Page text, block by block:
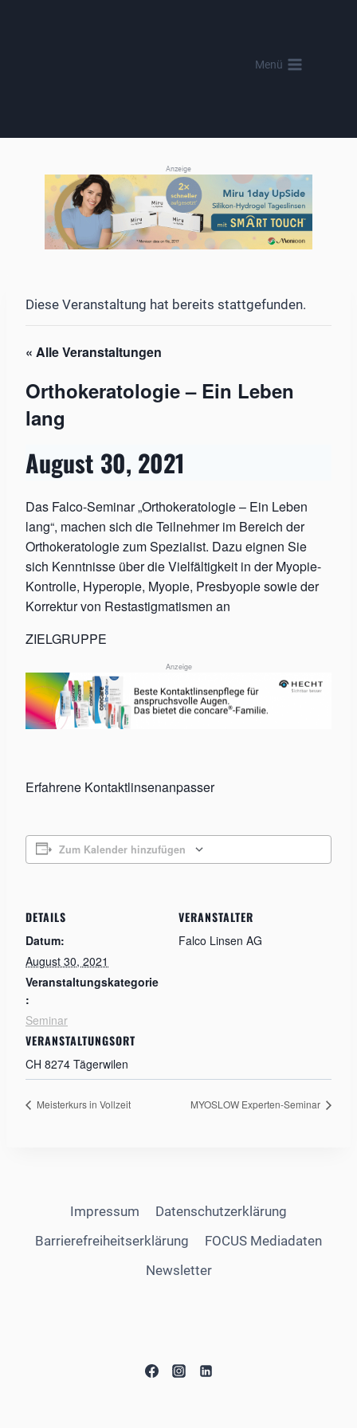
Menü
Anzeige
Diese Veranstaltung hat bereits stattgefunden.
« Alle Veranstaltungen
Orthokeratologie – Ein Leben
lang
August 30, 2021
Das Falco-Seminar „Orthokeratologie – Ein Leben
lang“, machen sich die Teilnehmer im Bereich der
Orthokeratologie zum Spezialist. Dazu eignen Sie
sich Kenntnisse über die Vielfältigkeit in der Myopie-
Kontrolle, Hyperopie, Myopie, Presbyopie sowie der
Korrektur von Restastigmatismen an
ZIELGRUPPE
Anzeige
Erfahrene Kontaktlinsenanpasser
Zum Kalender hinzufügen
DETAILS
Datum:
August 30, 2021
Veranstaltungskategorie
:
Seminar
VERANSTALTUNGSORT
CH 8274 Tägerwilen
VERANSTALTER
Falco Linsen AG
Meisterkurs in Vollzeit MYOSLOW Experten-Seminar
Impressum
Datenschutzerklärung
Barrierefreiheitserklärung
FOCUS Mediadaten
Newsletter